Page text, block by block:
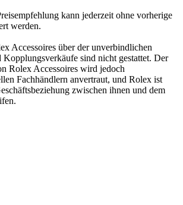
kann jederzeit ohne vorherige
werden.
Accessoires über der unverbindlichen
Kopplungsverkäufe sind nicht gestattet. Der
Rolex Accessoires wird jedoch
Fachhändlern anvertraut, und Rolex ist
zwischen ihnen und dem